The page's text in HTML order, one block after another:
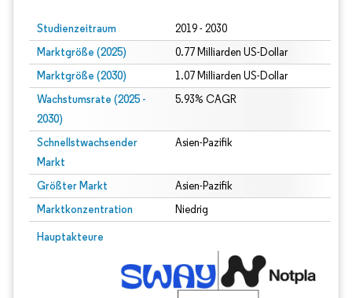
Studienzeitraum 2019 - 2030
Marktgröße (2025) 0.77 Milliarden US-Dollar
Marktgröße (2030) 1.07 Milliarden US-Dollar
Wachstumsrate (2025 -
2030)
5.93% CAGR
Schnellstwachsender
Markt
Asien-Pazifik
Größter Markt Asien-Pazifik
Marktkonzentration Niedrig
Hauptakteure
Bild © Mordor Intelligence. Wiederverwendung erfordert Namensnennung